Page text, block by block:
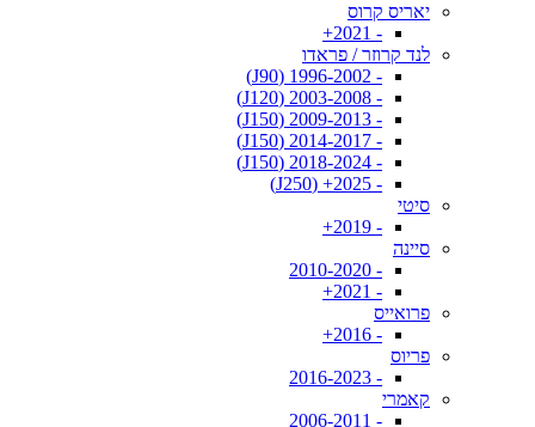
יאריס קרוס
- 2021+
לנד קרוזר / פראדו
- 1996-2002 (J90)
- 2003-2008 (J120)
- 2009-2013 (J150)
- 2014-2017 (J150)
- 2018-2024 (J150)
- 2025+ (J250)
סיטי
- 2019+
סיינה
- 2010-2020
- 2021+
פרואייס
- 2016+
פריוס
- 2016-2023
קאמרי
- 2006-2011